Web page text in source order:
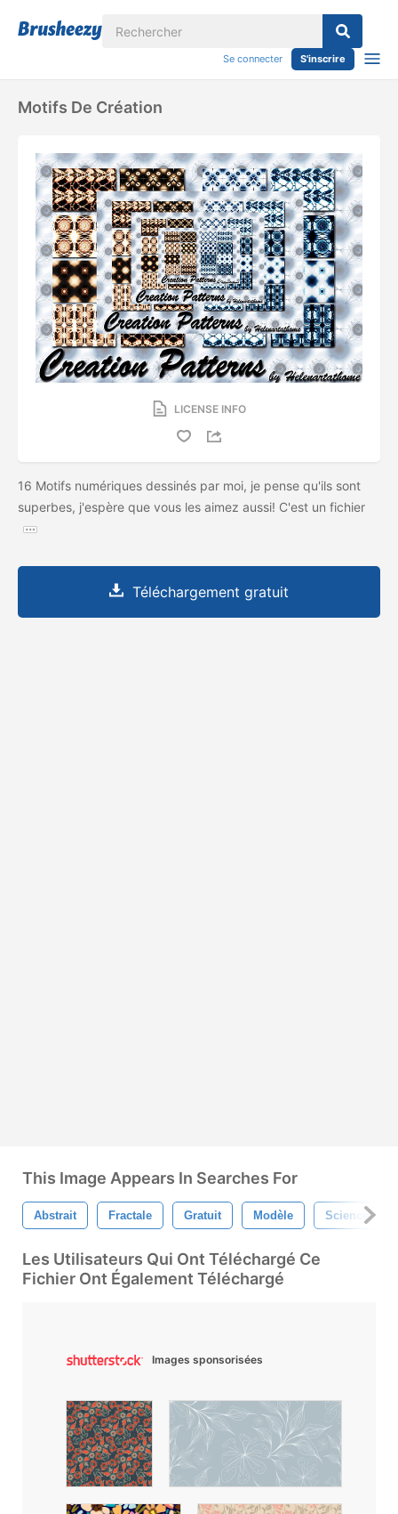
Se connecter S'inscrire
Motifs De Création
LICENSE INFO
16 Motifs numériques dessinés par moi, je pense qu'ils sont
superbes, j'espère que vous les aimez aussi! C'est un fichier
Téléchargement gratuit
This Image Appears In Searches For
Abstrait Fractale Gratuit Modèle Science
Les Utilisateurs Qui Ont Téléchargé Ce
Fichier Ont Également Téléchargé
Images sponsorisées